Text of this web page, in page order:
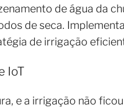
de água da
de seca.
de irrigação
IoT
e a irrigação não